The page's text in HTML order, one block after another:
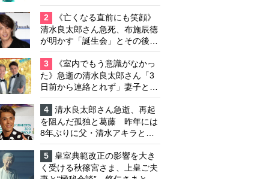
布施辰徳が涙で明かす「順番が
違う」
2
《亡くなる直前にも笑顔》
清水良太郎さん急死、布施辰徳
が明かす「誕生会」とその後の
メッセージ
3
《室内でもう意識がなかっ
た》急逝の清水良太郎さん「3
日前から連絡とれず」妻子とは
別居で孤独を感じていた
4
清水良太郎さん急逝、再起
を阻んだ孤独と葛藤 昨年には
8年ぶりに父・清水アキラと共
演、本格的な活動再開に向かっ
ていたが…周囲が懸念していた
「不安定なところ」
5
皇室典範改正の影響を大き
く受ける秋篠宮さま、上皇ご夫